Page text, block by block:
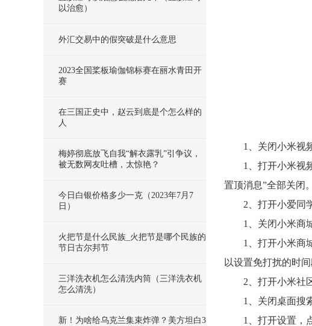
以治愈）
外汇交易中的假突破是什么意思
2023全国桨板瑜伽锦标赛在丽水青田开
赛
在三国正史中，赵云到底是个怎么样的
人
梅婷彻底放飞自我“解衣露乳”引争议，
被无数网友吐槽，太惊艳？
今日白银价格多少一克（2023年7月7
日）
火把节是什么民族_火把节是哪个民族的
节日古尔邦节
三洋洗衣机怎么清洗内筒（三洋洗衣机
怎么清洗）
新！为啥给乌克兰集束炸弹？美方坦白3
1、关闭小米视
1、打开小米视
置顶消息”全部关闭。
2、打开小爱同
1、关闭小米商
1、打开小米商
以设置免打扰的时间
2、打开小米社
1、关闭桌面搜
1、打开设置，